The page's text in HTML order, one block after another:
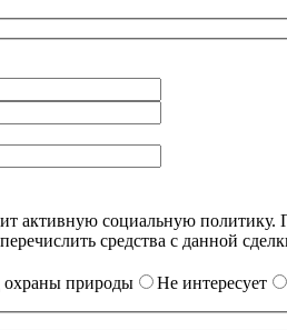
социальную политику.
средства с данной
природы Не интересует